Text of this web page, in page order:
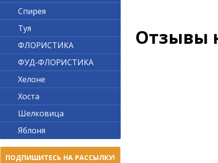
Отзывы
Спирея
Туя
ФЛОРИСТИКА
ФУД-ФЛОРИСТИКА
Хелоне
Хоста
Шелковица
Яблоня
ПОДПИШИТЕСЬ НА РАССЫЛКУ!